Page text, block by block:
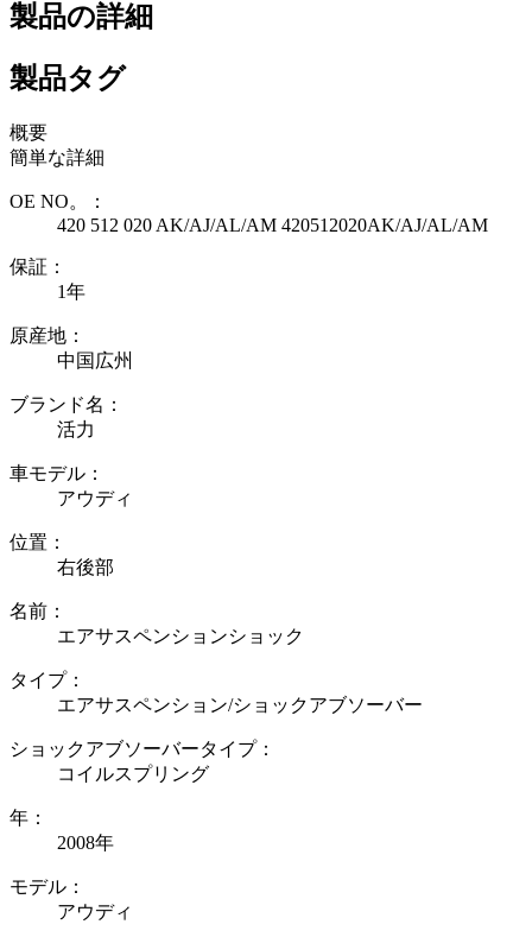
製品の詳細
製品タグ
概要
簡単な詳細
OE NO。：
420 512 020 AK/AJ/AL/AM 420512020AK/AJ/AL/AM
保証：
1年
原産地：
中国広州
ブランド名：
活力
車モデル：
アウディ
位置：
右後部
名前：
エアサスペンションショック
タイプ：
エアサスペンション/ショックアブソーバー
ショックアブソーバータイプ：
コイルスプリング
年：
2008年
モデル：
アウディ